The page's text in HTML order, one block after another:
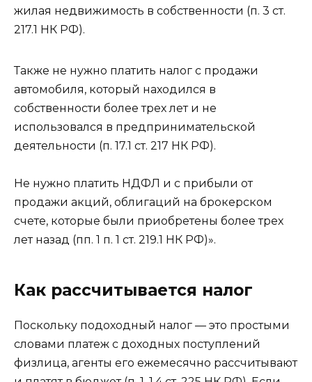
жилая недвижимость в собственности (п. 3 ст.
217.1 НК РФ).
Также не нужно платить налог с продажи
автомобиля, который находился в
собственности более трех лет и не
использовался в предпринимательской
деятельности (п. 17.1 ст. 217 НК РФ).
Не нужно платить НДФЛ и с прибыли от
продажи акций, облигаций на брокерском
счете, которые были приобретены более трех
лет назад (пп. 1 п. 1 ст. 219.1 НК РФ)».
Как рассчитывается налог
Поскольку подоходный налог — это простыми
словами платеж с доходных поступлений
физлица, агенты его ежемесячно рассчитывают